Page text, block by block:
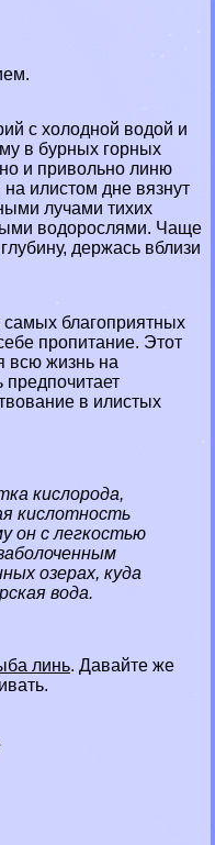
с холодной водой и
в бурных горных
и привольно линю
илистом дне вязнут
лучами тихих
водорослями. Чаще
держась вблизи
благоприятных
пропитание. Этот
всю жизнь на
в илистых
кислорода,
кислотность
он с легкостью
озерах, куда
вода.
линь. Давайте же